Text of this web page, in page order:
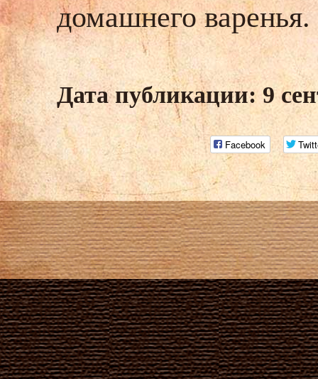
домашнего варенья.
Дата публикации: 9
Facebook